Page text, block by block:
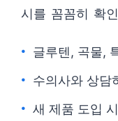
시를 꼼꼼히 확
글루텐, 곡물,
수의사와 상담
새 제품 도입